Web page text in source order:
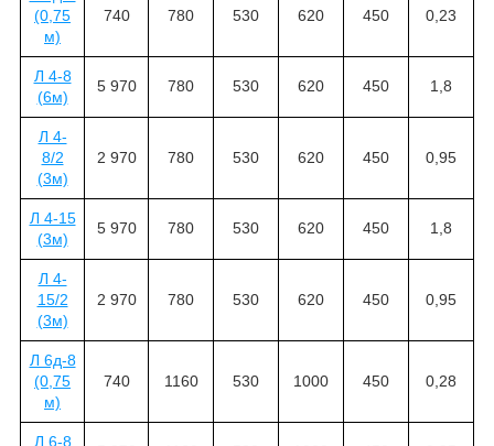
(0,75
м)
740 780 530 620 450 0,23
Л 4-8
(6м)
5 970 780 530 620 450 1,8
Л 4-
8/2
(3м)
2 970 780 530 620 450 0,95
Л 4-15
(3м)
5 970 780 530 620 450 1,8
Л 4-
15/2
(3м)
2 970 780 530 620 450 0,95
Л 6д-8
(0,75
м)
740 1160 530 1000 450 0,28
Л 6-8